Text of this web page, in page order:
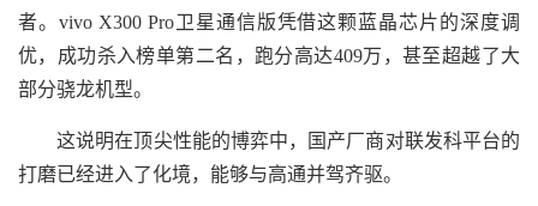
者。vivo X300 Pro卫星通信版凭借这颗蓝晶芯片的深度调
优，成功杀入榜单第二名，跑分高达409万，甚至超越了大
部分骁龙机型。
这说明在顶尖性能的博弈中，国产厂商对联发科平台的
打磨已经进入了化境，能够与高通并驾齐驱。